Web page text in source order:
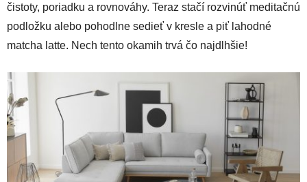
čistoty, poriadku a rovnováhy. Teraz stačí rozvinúť meditačnú
podložku alebo pohodlne sedieť v kresle a piť lahodné
matcha latte. Nech tento okamih trvá čo najdlhšie!